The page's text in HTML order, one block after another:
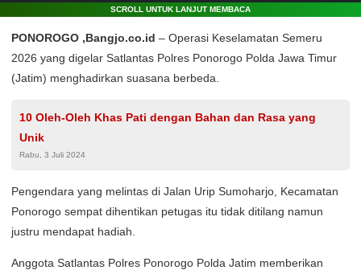
SCROLL UNTUK LANJUT MEMBACA
PONOROGO ,Bangjo.co.id – Operasi Keselamatan Semeru
2026 yang digelar Satlantas Polres Ponorogo Polda Jawa Timur
(Jatim) menghadirkan suasana berbeda.
10 Oleh-Oleh Khas Pati dengan Bahan dan Rasa yang
Unik
Rabu, 3 Juli 2024
Pengendara yang melintas di Jalan Urip Sumoharjo, Kecamatan
Ponorogo sempat dihentikan petugas itu tidak ditilang namun
justru mendapat hadiah.
Anggota Satlantas Polres Ponorogo Polda Jatim memberikan